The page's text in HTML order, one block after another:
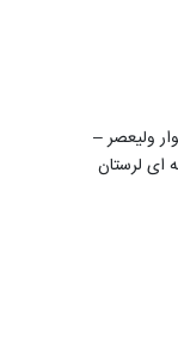
22 بهمن – بلوار ولیعصر –